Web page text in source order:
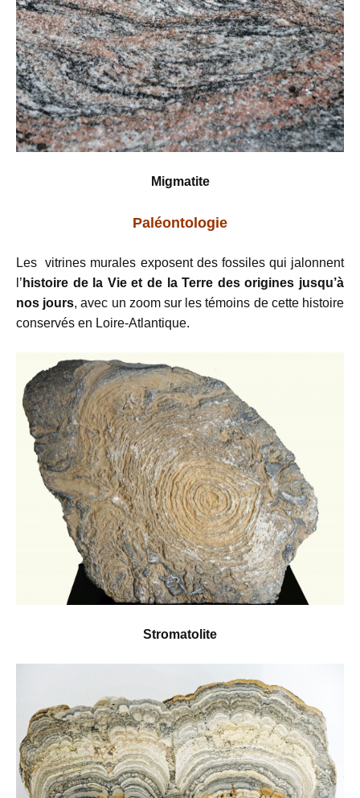
Migmatite
Paléontologie
Les vitrines murales exposent des fossiles qui jalonnent
l’ histoire de la Vie et de la Terre des origines jusqu’à
nos jours, avec un zoom sur les témoins de cette histoire
conservés en Loire-Atlantique.
Stromatolite